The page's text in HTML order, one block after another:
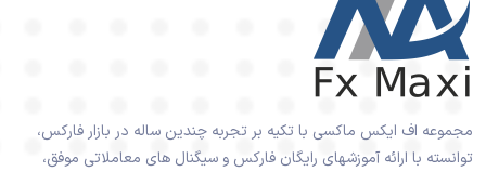
مجموعه اف ایکس ماکسی با تکیه بر تجربه چندین ساله در بازار فارکس،
توانسته با ارائه آموزشهای رایگان فارکس و سیگنال های معاملاتی موفق،